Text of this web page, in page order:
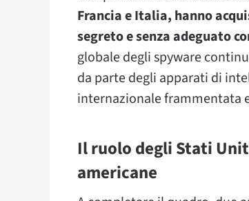
Francia e Italia, hanno
segreto e senza adeguato
globale degli spyware
da parte degli apparati di
internazionale frammentata
Il ruolo degli Stati
americane